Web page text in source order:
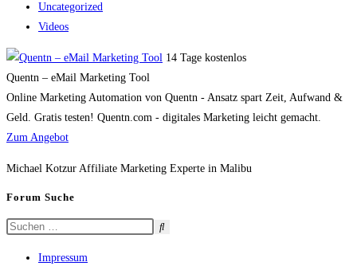
Uncategorized
Videos
14 Tage kostenlos
Quentn – eMail Marketing Tool
Online Marketing Automation von Quentn - Ansatz spart Zeit, Aufwand &
Geld. Gratis testen! Quentn.com - digitales Marketing leicht gemacht.
Zum Angebot
Michael Kotzur Affiliate Marketing Experte in Malibu
Forum Suche
Impressum